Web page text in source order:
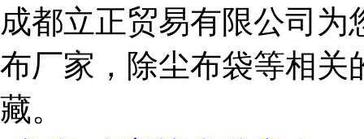
成都立正贸易有限公司为
布厂家，除尘布袋等相关
藏。